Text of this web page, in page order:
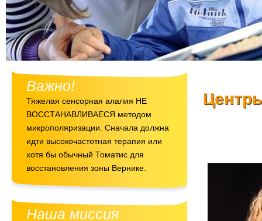
Важно!
Тяжелая сенсорная алалия НЕ
ВОССТАНАВЛИВАЕСЯ методом
микрополяризации. Сначала должна
идти высокочастотная терапия или
хотя бы обычный Томатис для
восстановления зоны Вернике.
Наша миссия